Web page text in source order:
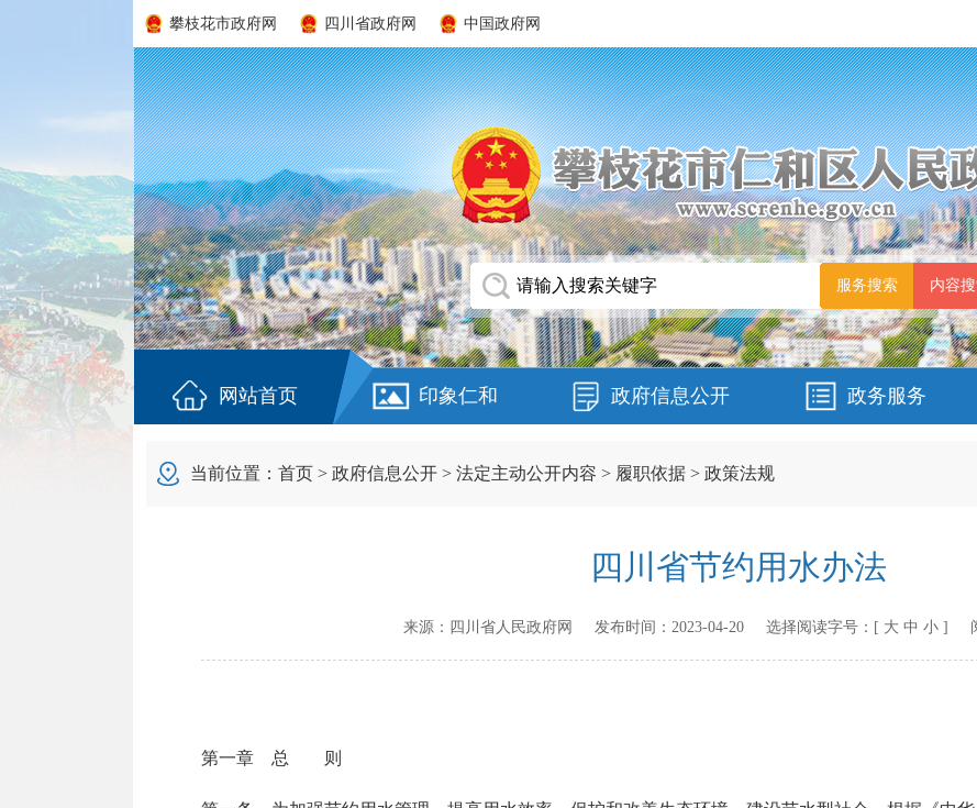
攀枝花市政府网 四川省政府网 中国政府网
网站首页 印象仁和 政府信息公开 政务服务
当前位置： 首页 > 政府信息公开 > 法定主动公开内容 > 履职依据 > 政策法规
四川省节约用水办法
来源： 四川省人民政府网 发布时间： 2023-04-20选择阅读字号：[ 大 中 小] 阅
第一章 总 则